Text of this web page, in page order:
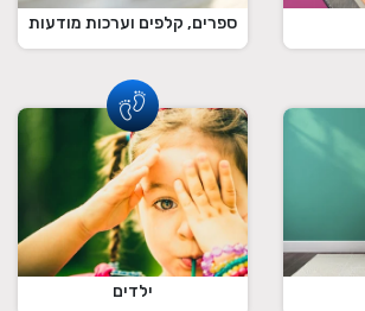
ספרים, קלפים וערכות מודעות
ילדים